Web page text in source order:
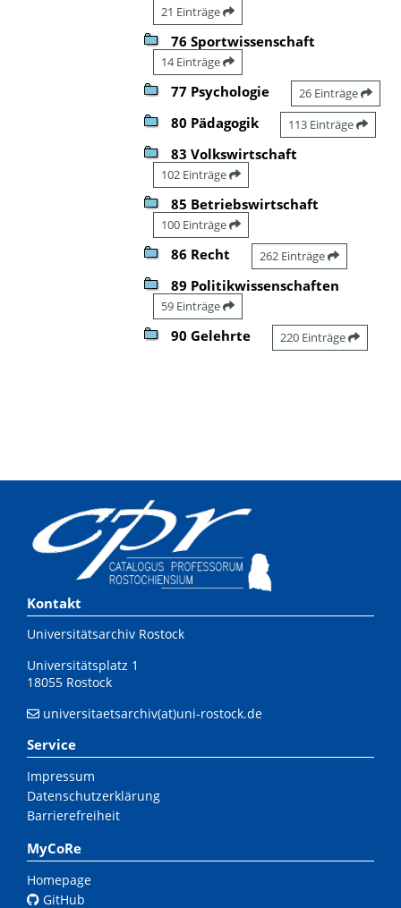
21 Einträge
76 Sportwissenschaft
14 Einträge
77 Psychologie 26 Einträge
80 Pädagogik 113 Einträge
83 Volkswirtschaft
102 Einträge
85 Betriebswirtschaft
100 Einträge
86 Recht 262 Einträge
89 Politikwissenschaften
59 Einträge
90 Gelehrte 220 Einträge
Kontakt
Universitätsarchiv Rostock
Universitätsplatz 1
18055 Rostock
universitaetsarchiv(at)uni-rostock.de
Service
Impressum
Datenschutzerklärung
Barrierefreiheit
MyCoRe
Homepage
GitHub